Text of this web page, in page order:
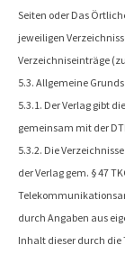
Seiten oder Das
jeweiligen
Verzeichniseinträge
5.3. Allgemeine
5.3.1. Der Verlag gibt
gemeinsam mit der
5.3.2. Die
der Verlag gem. § 47
durch Angaben aus
Inhalt dieser durch